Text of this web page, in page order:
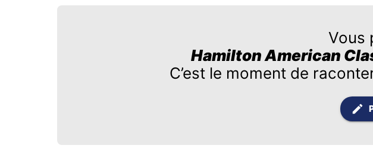
Vous
Hamilton American
C’est le moment de